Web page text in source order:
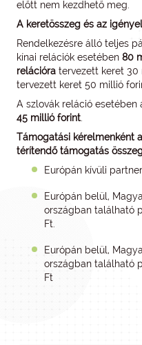
előtt nem kezdhető meg.
A keretösszeg és az
Rendelkezésre álló teljes
kínai relációk esetében 80
relációra tervezett keret 30
tervezett keret 50 millió
A szlovák reláció esetében
45 millió forint
Támogatási kérelmenként
térítendő támogatás
Európán kívüli
Európán belül,
országban található
Ft.
Európán belül,
országban található
Ft